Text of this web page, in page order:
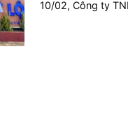
10/02, Công ty